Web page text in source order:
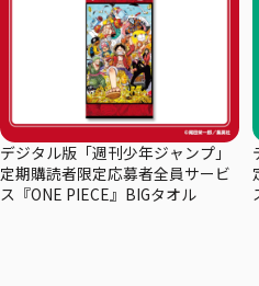
デジタル版「週刊少年ジャンプ」
定期購読者限定応募者全員サービ
ス『ONE PIECE』BIGタオル